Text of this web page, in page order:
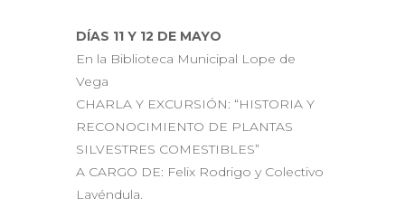
DÍAS 11 Y 12 DE MAYO
En la Biblioteca Municipal Lope de
Vega
CHARLA Y EXCURSIÓN: “HISTORIA Y
RECONOCIMIENTO DE PLANTAS
SILVESTRES COMESTIBLES”
A CARGO DE: Felix Rodrigo y Colectivo
Lavéndula.